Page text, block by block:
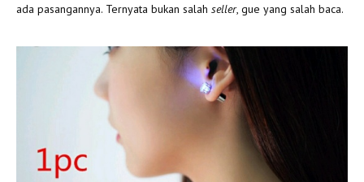
ada pasangannya. Ternyata bukan salah seller, gue yang salah baca.